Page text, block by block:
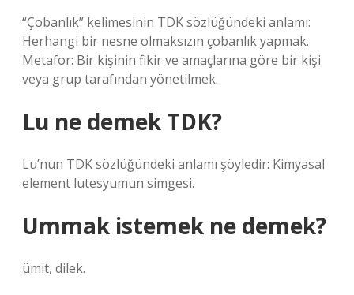
“Çobanlık” kelimesinin TDK sözlüğündeki anlamı:
Herhangi bir nesne olmaksızın çobanlık yapmak.
Metafor: Bir kişinin fikir ve amaçlarına göre bir kişi
veya grup tarafından yönetilmek.
Lu ne demek TDK?
Lu’nun TDK sözlüğündeki anlamı şöyledir: Kimyasal
element lutesyumun simgesi.
Ummak istemek ne demek?
ümit, dilek.